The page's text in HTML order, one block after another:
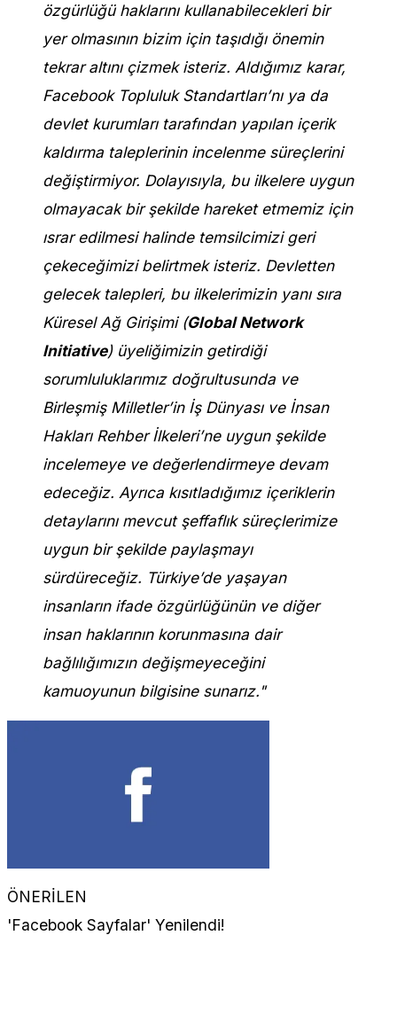
özgürlüğü haklarını kullanabilecekleri bir
yer olmasının bizim için taşıdığı önemin
tekrar altını çizmek isteriz. Aldığımız karar,
Facebook Topluluk Standartları’nı ya da
devlet kurumları tarafından yapılan içerik
kaldırma taleplerinin incelenme süreçlerini
değiştirmiyor. Dolayısıyla, bu ilkelere uygun
olmayacak bir şekilde hareket etmemiz için
ısrar edilmesi halinde temsilcimizi geri
çekeceğimizi belirtmek isteriz. Devletten
gelecek talepleri, bu ilkelerimizin yanı sıra
Küresel Ağ Girişimi (Global Network
Initiative) üyeliğimizin getirdiği
sorumluluklarımız doğrultusunda ve
Birleşmiş Milletler’in İş Dünyası ve İnsan
Hakları Rehber İlkeleri’ne uygun şekilde
incelemeye ve değerlendirmeye devam
edeceğiz. Ayrıca kısıtladığımız içeriklerin
detaylarını mevcut şeffaflık süreçlerimize
uygun bir şekilde paylaşmayı
sürdüreceğiz. Türkiye’de yaşayan
insanların ifade özgürlüğünün ve diğer
insan haklarının korunmasına dair
bağlılığımızın değişmeyeceğini
kamuoyunun bilgisine sunarız."
ÖNERİLEN
'Facebook Sayfalar' Yenilendi!